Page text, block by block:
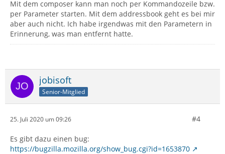
Mit dem composer kann man noch per Kommandozeile bzw.
per Parameter starten. Mit dem addressbook geht es bei mir
aber auch nicht. Ich habe irgendwas mit den Parametern in
Erinnerung, was man entfernt hatte.
jobisoft
Senior-Mitglied
25. Juli 2020 um 09:26 #4
Es gibt dazu einen bug:
https://bugzilla.mozilla.org/show_bug.cgi?id=1653870